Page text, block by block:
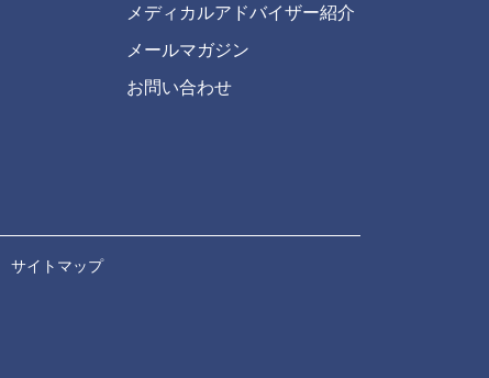
メディカルアドバイザー紹介
メールマガジン
お問い合わせ
サイトマップ